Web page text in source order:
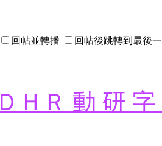
回帖並轉播 回帖後跳轉到最後
ＤＨＲ 動 研